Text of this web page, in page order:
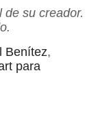
de su creador.
Benítez,
para